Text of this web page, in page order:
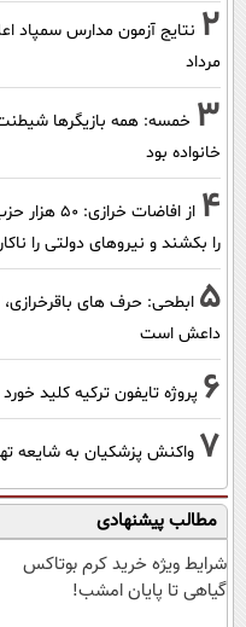
2
مرداد
3 خمسه: همه بازیگرها
خانواده بود
4
از افاضات
را بکشند و نیرو‌های دولتی را
5 ابطحی: حرف های
داعش است
6 پروژه تایفون ترکیه کلید خورد
7 واکنش پزشکیان به شایعه
مطالب پیشنهادی
شرایط ویژه خرید کرم بوتاکس
گیاهی تا پایان امشب!